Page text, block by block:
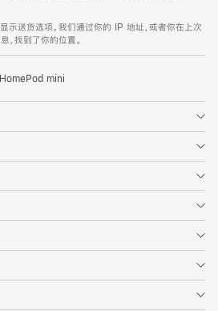
示送货选项。我们通过你的 IP 地址，或者你在上次
找到了你的位置。
mini